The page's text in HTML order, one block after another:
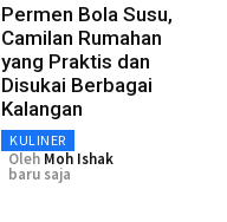
Permen Bola Susu,
Camilan Rumahan
yang Praktis dan
Disukai Berbagai
Kalangan
KULINER
Oleh Moh Ishak
baru saja